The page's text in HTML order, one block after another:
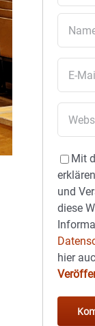
Mit
und
diese
hier